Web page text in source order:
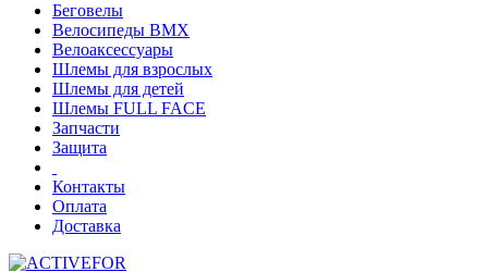
Беговелы
Велосипеды BMX
Велоаксессуары
Шлемы для взрослых
Шлемы для детей
Шлемы FULL FACE
Запчасти
Защита
Контакты
Оплата
Доставка